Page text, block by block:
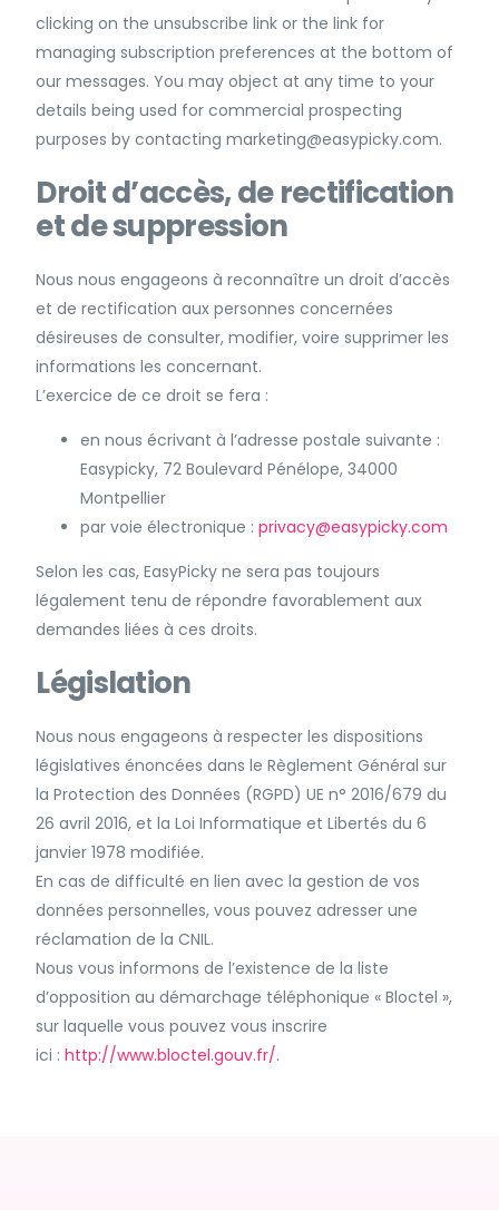
clicking on the unsubscribe link or the link for
managing subscription preferences at the bottom of
our messages. You may object at any time to your
details being used for commercial prospecting
purposes by contactingmarketing@easypicky.com.
Droit d’accès, de rectification
et de suppression
Nous nous engageons à reconnaître un droit d’accès
et de rectification aux personnes concernées
désireuses de consulter, modifier, voire supprimer les
informations les concernant.
L’exercice de ce droit se fera :
en nous écrivant à l’adresse postale suivante :
Easypicky, 72 Boulevard Pénélope, 34000
Montpellier
par voie électronique :privacy@easypicky.com
Selon les cas, EasyPicky ne sera pas toujours
légalement tenu de répondre favorablement aux
demandes liées à ces droits.
Législation
Nous nous engageons à respecter les dispositions
législatives énoncées dans le Règlement Général sur
la Protection des Données (RGPD) UE n° 2016/679 du
26 avril 2016, et la Loi Informatique et Libertés du 6
janvier 1978 modifiée.
En cas de difficulté en lien avec la gestion de vos
données personnelles, vous pouvez adresser une
réclamation de la CNIL.
Nous vous informons de l’existence de la liste
d’opposition au démarchage téléphonique « Bloctel »,
sur laquelle vous pouvez vous inscrire
ici :http://www.bloctel.gouv.fr/.